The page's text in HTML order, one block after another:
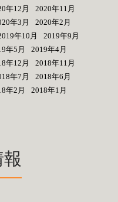
年12月
2020年11月
年3月
2020年2月
年10月
2019年9月
年5月
2019年4月
年12月
2018年11月
年7月
2018年6月
年2月
2018年1月